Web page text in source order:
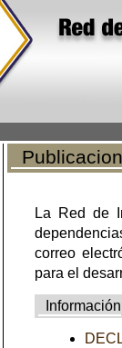
La Red de
correo
para el
Información